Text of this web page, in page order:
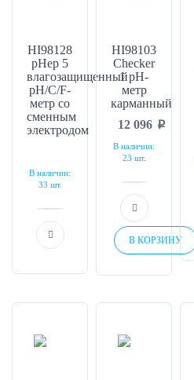
HI98128
pHep 5
влагозащищенный
рН/С/F-
метр со
сменным
электродом
В наличии:
33 шт.
HI98103
Checker
1 рН-
метр
карманный
12 096 p
В наличии:
23 шт.
В КОРЗИНУ